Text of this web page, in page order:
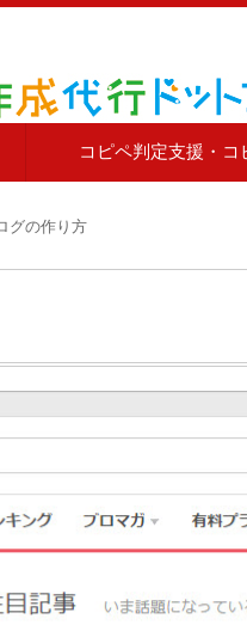
行ドットコム
ピペチェックなどの方法
コピペ判定支援・コ
グの作り方